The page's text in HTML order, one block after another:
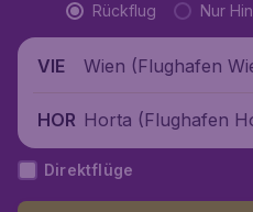
Rückflug Nur
VIE
Wien (Flughafen
HOR Horta (Flughafen
Direktflüge